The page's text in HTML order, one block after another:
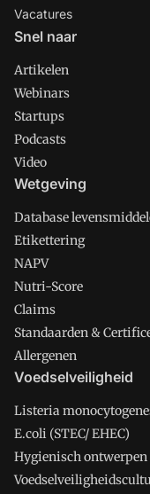
Vacatures
Snel naar
Artikelen
Webinars
Startups
Podcasts
Video
Wetgeving
Database
Etikettering
NAPV
Nutri-Score
Claims
Standaarden &
Allergenen
Voedselveiligheid
Listeria
E.coli (STEC/ EHEC)
Hygienisch ontwerpen